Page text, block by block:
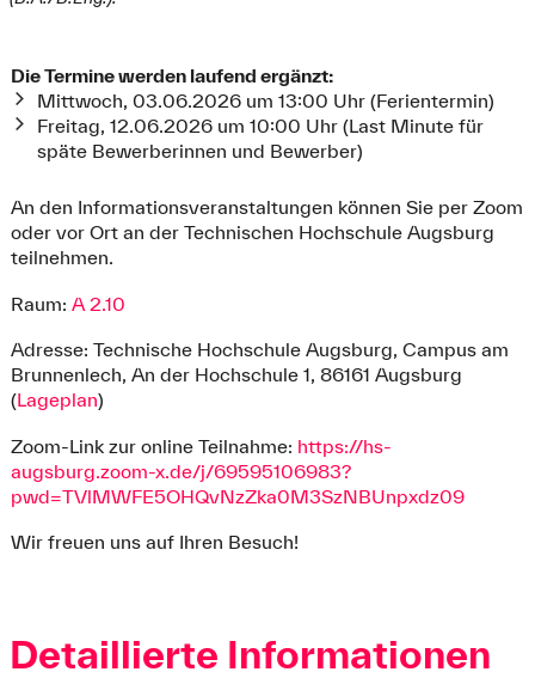
Die Termine werden laufend ergänzt:
Mittwoch, 03.06.2026 um 13:00 Uhr (Ferientermin)
Freitag, 12.06.2026 um 10:00 Uhr (Last Minute für
späte Bewerberinnen und Bewerber)
An den Informationsveranstaltungen können Sie per Zoom
oder vor Ort an der Technischen Hochschule Augsburg
teilnehmen.
Raum: A 2.10
Adresse: Technische Hochschule Augsburg, Campus am
Brunnenlech, An der Hochschule 1, 86161 Augsburg
(Lageplan)
Zoom-Link zur online Teilnahme: https://hs-
augsburg.zoom-x.de/j/69595106983?
pwd=TVlMWFE5OHQvNzZka0M3SzNBUnpxdz09
Wir freuen uns auf Ihren Besuch!
Detaillierte Informationen